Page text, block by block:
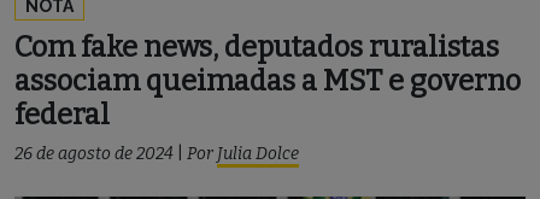
NOTA
Com fake news, deputados ruralistas
associam queimadas a MST e governo
federal
26 de agosto de 2024 Por Julia Dolce